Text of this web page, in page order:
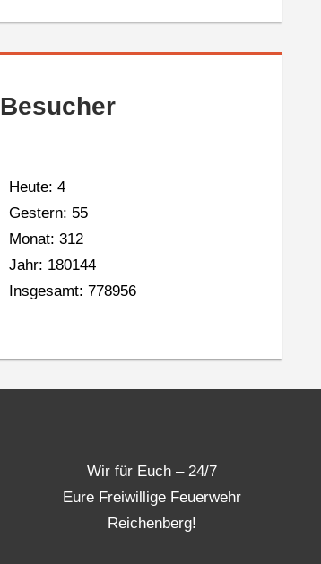
Besucher
Heute: 4
Gestern: 55
Monat: 312
Jahr: 180144
Insgesamt: 778956
Wir für Euch – 24/7
Eure Freiwillige Feuerwehr
Reichenberg!